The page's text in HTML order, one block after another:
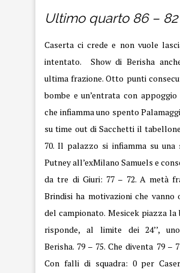
Ultimo quarto 86 – 82
Caserta ci crede e non vuole
intentato. Show di Berisha
ultima frazione. Otto punti
bombe e un’entrata con
che infiamma uno spento
su time out di Sacchetti il
70. Il palazzo si infiamma su una
Putney all’exMilano Samuels e
da tre di Giuri: 77 – 72. A metà
Brindisi ha motivazioni che
del campionato. Mesicek piazza la
risponde, al limite dei 24’’,
Berisha. 79 – 75. Che diventa 79 –
Con falli di squadra: 0 per